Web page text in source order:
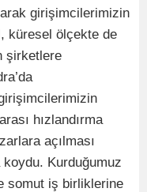
girişimcilerimizin
küresel ölçekte de
şirketlere
hızlandırma
açılması
koydu. Kurduğumuz
somut iş birliklerine